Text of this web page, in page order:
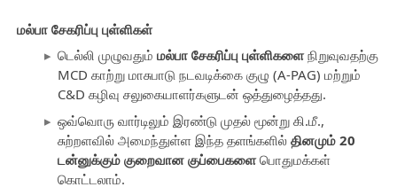
மல்பா சேகரிப்பு புள்ளிகள்
டெல்லி முழுவதும்மல்பா சேகரிப்பு புள்ளிகளைநிறுவுவதற்கு
MCD காற்று மாசுபாடு நடவடிக்கை குழு (A-PAG) மற்றும்
C&D கழிவு சலுகையாளர்களுடன் ஒத்துழைத்தது.
ஒவ்வொரு வார்டிலும் இரண்டு முதல் மூன்று கி.மீ.,
சுற்றளவில் அமைந்துள்ள இந்த தளங்களில்தினமும் 20
டன்னுக்கும் குறைவான குப்பைகளைபொதுமக்கள்
கொட்டலாம்.